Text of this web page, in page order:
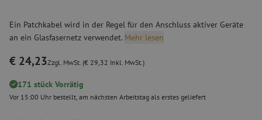
Ein Patchkabel wird in der Regel für den Anschluss aktiver Geräte
an ein Glasfasernetz verwendet. Mehr lesen
€ 24,23Zzgl. MwSt. (€ 29,32 Inkl. MwSt.)
171 stück Vorrätig
Vor 15:00 Uhr bestellt, am nächsten Arbeitstag als erstes geliefert